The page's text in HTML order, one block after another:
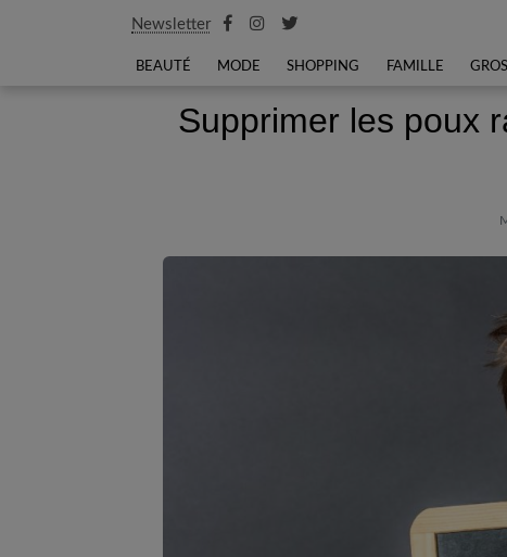
Newsletter
BEAUTÉ MODE SHOPPING FAMILLE
Supprimer les poux